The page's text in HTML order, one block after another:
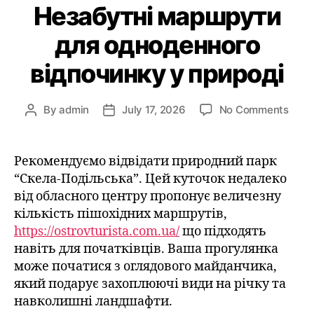
Незабутні маршрути
для одноденного
відпочинку у природі
Byadmin July 17, 2026 No Comments
Рекомендуємо відвідати природний парк
“Скела-Подільська”. Цей куточок недалеко
від обласного центру пропонує величезну
кількість пішохідних маршрутів,
https://ostrovturista.com.ua/що підходять
навіть для початківців. Ваша прогулянка
може початися з оглядового майданчика,
який подарує захоплюючі види на річку та
навколишні ландшафти.